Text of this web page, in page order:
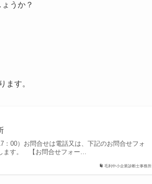
うか？
ます。
毛利中小企業診断士事務所
00）お問合せは電話又は、下記のお問合せフォ
ます。 【お問合せフォー…